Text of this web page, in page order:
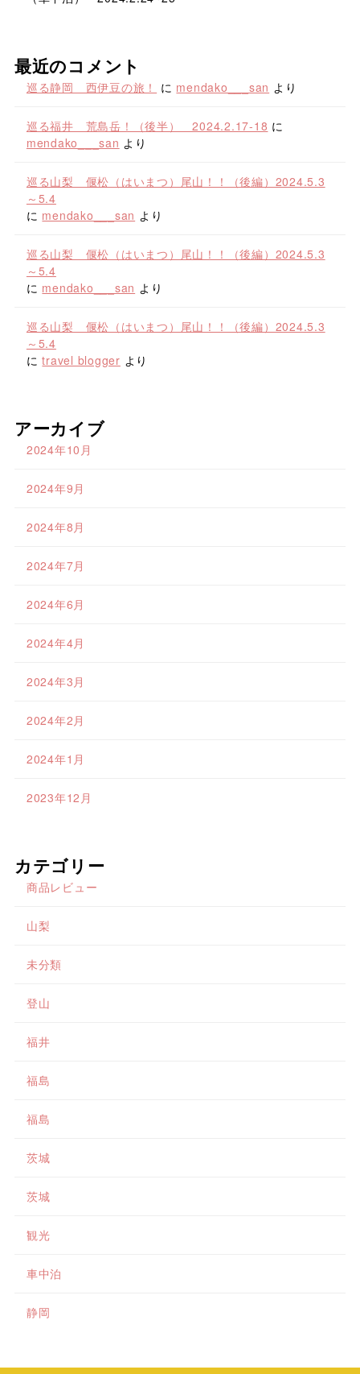
最近のコメント
巡る静岡 西伊豆の旅！ に mendako___san より
巡る福井 荒島岳！（後半） 2024.2.17-18 に
mendako___san より
巡る山梨 偃松（はいまつ）尾山！！（後編）2024.5.3
～5.4
に mendako___san より
巡る山梨 偃松（はいまつ）尾山！！（後編）2024.5.3
～5.4
に mendako___san より
巡る山梨 偃松（はいまつ）尾山！！（後編）2024.5.3
～5.4
にtravel blogger より
アーカイブ
2024年10月
2024年9月
2024年8月
2024年7月
2024年6月
2024年4月
2024年3月
2024年2月
2024年1月
2023年12月
カテゴリー
商品レビュー
山梨
未分類
登山
福井
福島
福島
茨城
茨城
観光
車中泊
静岡